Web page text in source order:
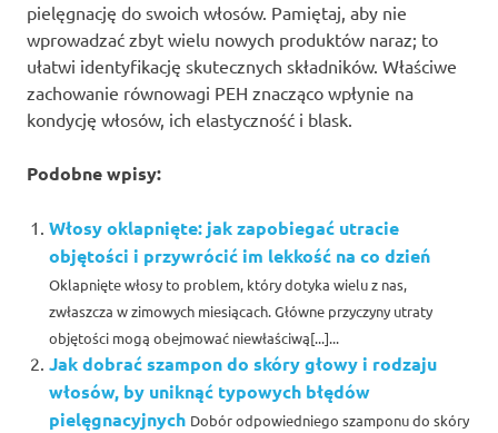
pielęgnację do swoich włosów. Pamiętaj, aby nie
wprowadzać zbyt wielu nowych produktów naraz; to
ułatwi identyfikację skutecznych składników. Właściwe
zachowanie równowagi PEH znacząco wpłynie na
kondycję włosów, ich elastyczność i blask.
Podobne wpisy:
Włosy oklapnięte: jak zapobiegać utracie
objętości i przywrócić im lekkość na co dzień
Oklapnięte włosy to problem, który dotyka wielu z nas,
zwłaszcza w zimowych miesiącach. Główne przyczyny utraty
objętości mogą obejmować niewłaściwą[...]...
Jak dobrać szampon do skóry głowy i rodzaju
włosów, by uniknąć typowych błędów
pielęgnacyjnych Dobór odpowiedniego szamponu do skóry